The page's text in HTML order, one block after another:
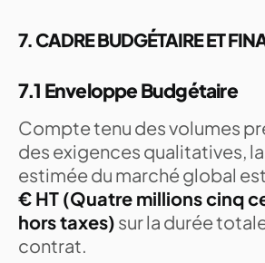
7. CADRE BUDGÉTAIRE ET
7.1 Enveloppe Budgétaire
Compte tenu des volumes
des exigences qualitatives,
estimée du marché global
€ HT (Quatre millions cinq
hors taxes) sur la durée
contrat.